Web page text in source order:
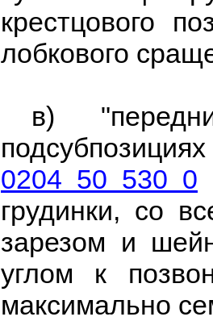
крестцового
лобкового
в)
0204 50 530 0
грудинки, со
зарезом и
углом к
максимально